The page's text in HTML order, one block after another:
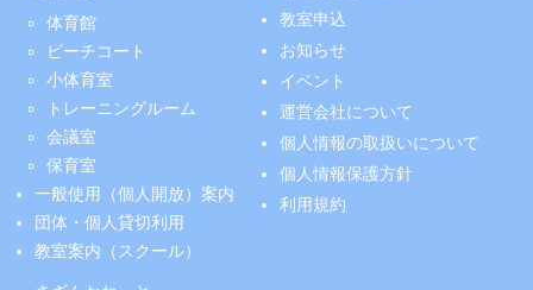
体育館
ビーチコート
小体育室
トレーニングルーム
会議室
保育室
一般使用（個人開放）案内
団体・個人貸切利用
教室案内（スクール）
教室申込
お知らせ
イベント
運営会社について
個人情報の取扱いについて
個人情報保護方針
利用規約